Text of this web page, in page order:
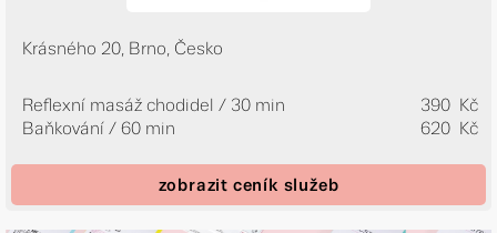
Krásného 20, Brno, Česko
Reflexní masáž chodidel / 30 min
390 Kč
Baňkování / 60 min
620 Kč
zobrazit ceník služeb